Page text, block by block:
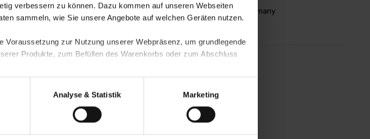
verbessern zu können. Dazu kommen auf unseren Webseiten
sammeln, wie Sie unsere Angebote auf welchen Geräten nutzen.
Voraussetzung zur Nutzung unserer Webpräsenz, um grundlegende
Produkte, zum Befüllen des Warenkorbs oder zum Abschluss
und Inhalte aufgrund Ihres Nutzerverhaltens und Ihres Profils
Analyse und Optimierung unserer Webpräsenz speichern wir
in anonymisierter Form an Dritte wie etwa unsere
Analyse & Statistik Marketing
Country of
origin
Made in Germany